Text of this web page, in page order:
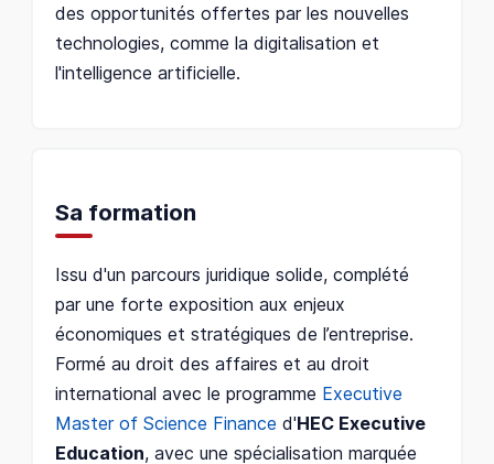
des opportunités offertes par les nouvelles
technologies, comme la digitalisation et
l'intelligence artificielle.
Sa formation
Issu d'un parcours juridique solide, complété
par une forte exposition aux enjeux
économiques et stratégiques de l’entreprise.
Formé au droit des affaires et au droit
international avec le programme Executive
Master of Science Finance d'HEC Executive
Education, avec une spécialisation marquée